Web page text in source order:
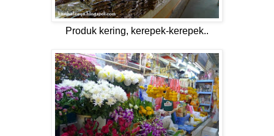
Produk kering, kerepek-kerepek..